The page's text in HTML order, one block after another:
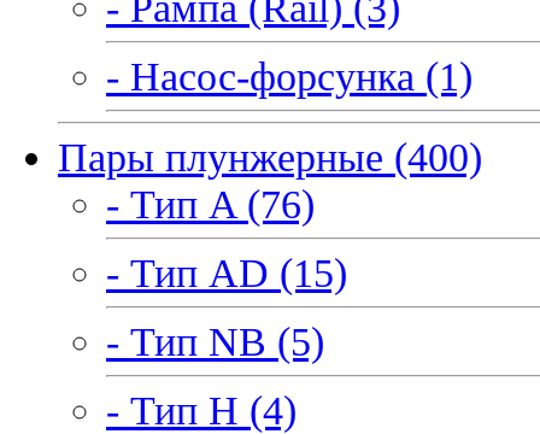
- Насос-форсунка (1)
Пары плунжерные (400)
- Тип A (76)
- Тип AD (15)
- Тип NB (5)
- Тип H (4)